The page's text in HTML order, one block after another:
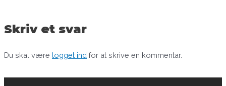
Skriv et svar
Du skal være logget ind for at skrive en kommentar.